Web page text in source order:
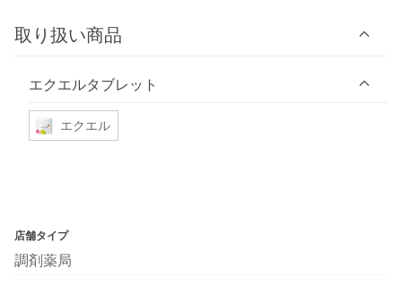
取り扱い商品
エクエルタブレット
エクエル
店舗タイプ
調剤薬局